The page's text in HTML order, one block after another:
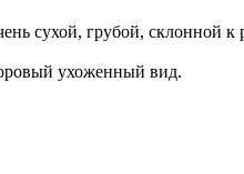
сухой, грубой, склонной
ухоженный вид.